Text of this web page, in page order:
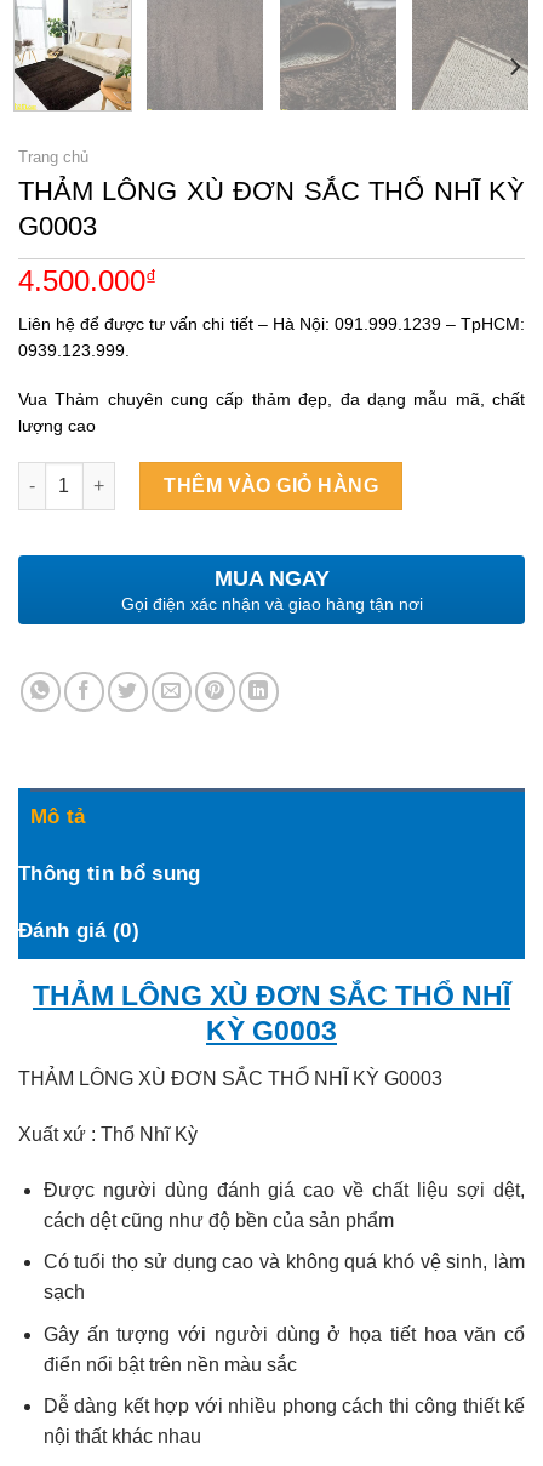
Trang chủ
THẢM LÔNG XÙ ĐƠN SẮC THỔ NHĨ KỲ
G0003
4.500.000₫
Liên hệ để được tư vấn chi tiết – Hà Nội: 091.999.1239 – TpHCM:
0939.123.999.
Vua Thảm chuyên cung cấp thảm đẹp, đa dạng mẫu mã, chất
lượng cao
THẢM LÔNG XÙ ĐƠN SẮC THỔ NHĨ KỲ G0003 số lượng
THÊM VÀO GIỎ HÀNG
MUA NGAY
Gọi điện xác nhận và giao hàng tận nơi
Mô tả
Thông tin bổ sung
Đánh giá (0)
THẢM LÔNG XÙ ĐƠN SẮC THỔ NHĨ
KỲ G0003
THẢM LÔNG XÙ ĐƠN SẮC THỔ NHĨ KỲ G0003
Xuất xứ : Thổ Nhĩ Kỳ
Được người dùng đánh giá cao về chất liệu sợi dệt,
cách dệt cũng như độ bền của sản phẩm
Có tuổi thọ sử dụng cao và không quá khó vệ sinh, làm
sạch
Gây ấn tượng với người dùng ở họa tiết hoa văn cổ
điển nổi bật trên nền màu sắc
Dễ dàng kết hợp với nhiều phong cách thi công thiết kế
nội thất khác nhau